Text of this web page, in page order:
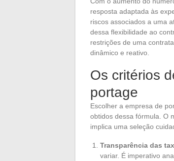
resposta adaptada às
riscos associados a uma
dessa flexibilidade ao
restrições de uma
dinâmico e reativo.
Os critérios
portage
Escolher a empresa de
obtidos dessa fórmula. O
implica uma seleção
Transparência das
variar. É imperativo